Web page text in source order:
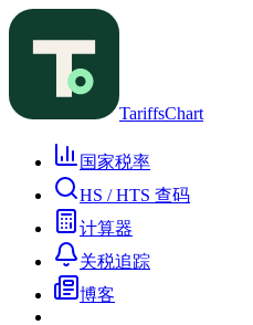
TariffsChart
国家税率
HS / HTS 查码
计算器
关税追踪
博客